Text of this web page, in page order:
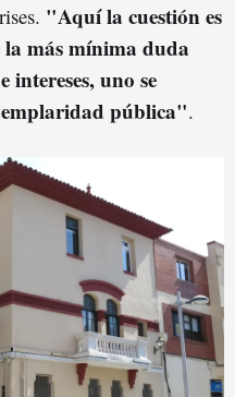
"Aquí la cuestión es
más mínima duda
intereses, uno se
pública".